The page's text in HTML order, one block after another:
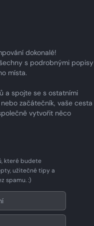
dokonalé!
s podrobnými popisy
místa.
a spojte se s ostatními
začátečník, vaše cesta
vytvořit něco
které budete
užitečné tipy a
spamu. :)